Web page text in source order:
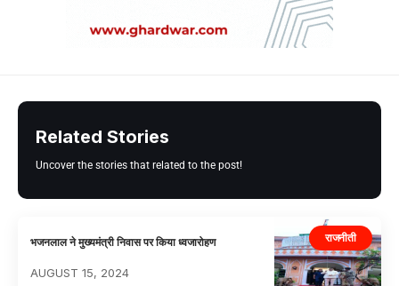
Related Stories
Uncover the stories that related to the post!
राजनीती
भजनलाल ने मुख्यमंत्री निवास पर किया ध्वजारोहण
AUGUST 15, 2024